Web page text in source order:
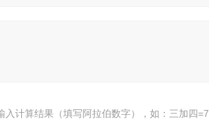
入计算结果（填写阿拉伯数字），如：三加四=7